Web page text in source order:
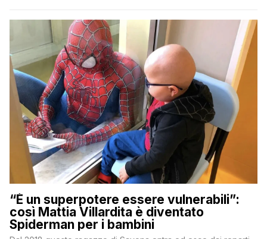
“È un superpotere essere vulnerabili”:
così Mattia Villardita è diventato
Spiderman per i bambini